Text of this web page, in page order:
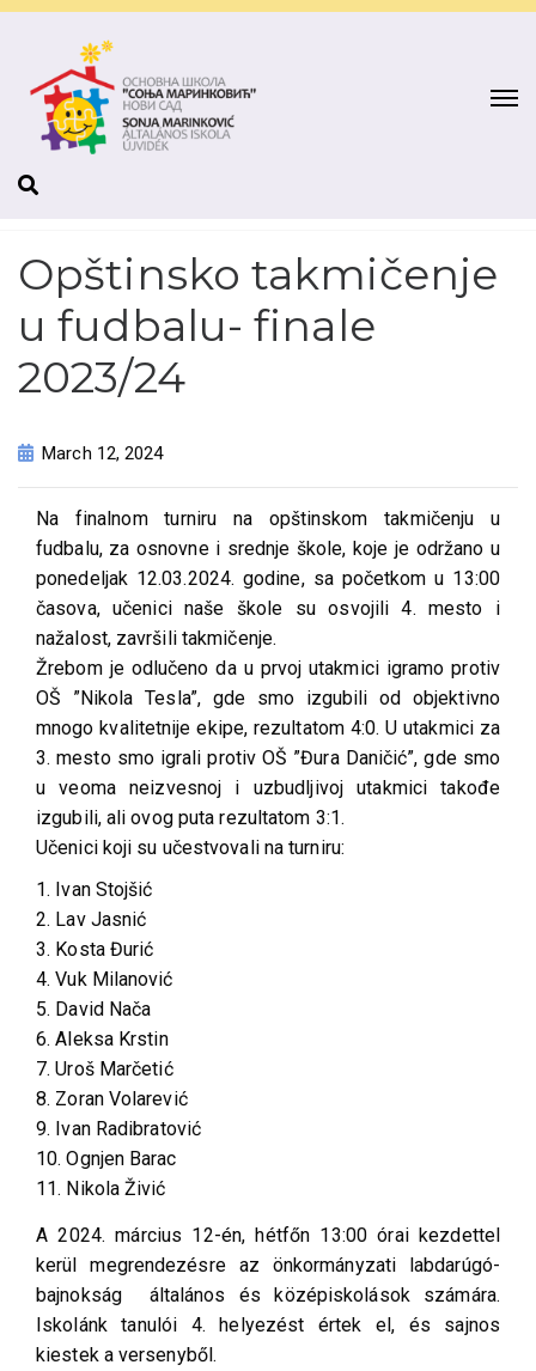
Opštinsko takmičenje
u fudbalu- finale
2023/24
March 12, 2024
Na finalnom turniru na opštinskom takmičenju u
fudbalu, za osnovne i srednje škole, koje je održano u
ponedeljak 12.03.2024. godine, sa početkom u 13:00
časova, učenici naše škole su osvojili 4. mesto i
nažalost, završili takmičenje.
Žrebom je odlučeno da u prvoj utakmici igramo protiv
OŠ ”Nikola Tesla”, gde smo izgubili od objektivno
mnogo kvalitetnije ekipe, rezultatom 4:0. U utakmici za
3. mesto smo igrali protiv OŠ ”Đura Daničić”, gde smo
u veoma neizvesnoj i uzbudljivoj utakmici takođe
izgubili, ali ovog puta rezultatom 3:1.
Učenici koji su učestvovali na turniru:
1. Ivan Stojšić
2. Lav Jasnić
3. Kosta Đurić
4. Vuk Milanović
5. David Nača
6. Aleksa Krstin
7. Uroš Marčetić
8. Zoran Volarević
9. Ivan Radibratović
10. Ognjen Barac
11. Nikola Živić
A 2024. március 12-én, hétfőn 13:00 órai kezdettel
kerül megrendezésre az önkormányzati labdarúgó-
bajnokság általános és középiskolások számára.
Iskolánk tanulói 4. helyezést értek el, és sajnos
kiestek a versenyből.